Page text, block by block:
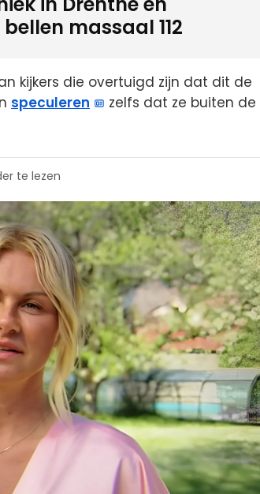
massaal 112
kijkers die overtuigd zijn dat dit de
speculeren
zelfs dat ze buiten de
te lezen